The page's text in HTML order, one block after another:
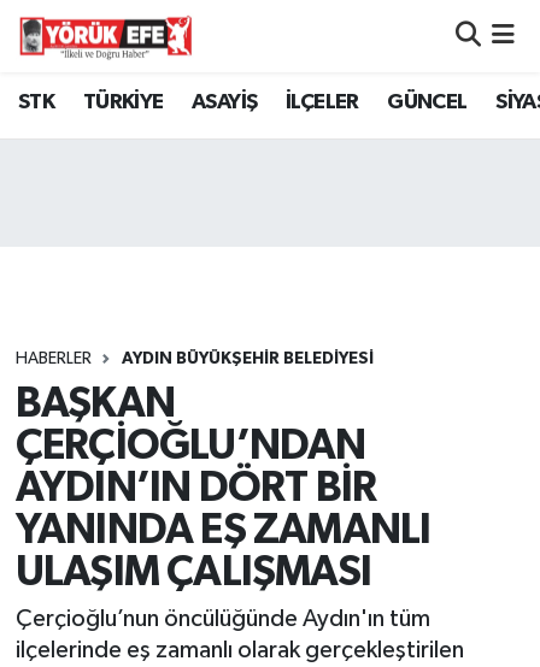
STK TÜRKİYE ASAYİŞ İLÇELER GÜNCEL
HABERLER AYDIN BÜYÜKŞEHİR BELEDİYESİ
BAŞKAN
ÇERÇİOĞLU’NDAN
AYDIN’IN DÖRT BİR
YANINDA EŞ ZAMANLI
ULAŞIM ÇALIŞMASI
Çerçioğlu’nun öncülüğünde Aydın'ın tüm
ilçelerinde eş zamanlı olarak gerçekleştirilen
Aydın Nöbetçi Eczaneler
Tüm Manşetler
Son Dakika Haberleri
Haber Arşivi